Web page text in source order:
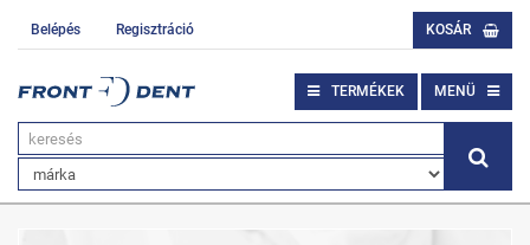
Belépés Regisztráció KOSÁR
TERMÉKEK MENÜ